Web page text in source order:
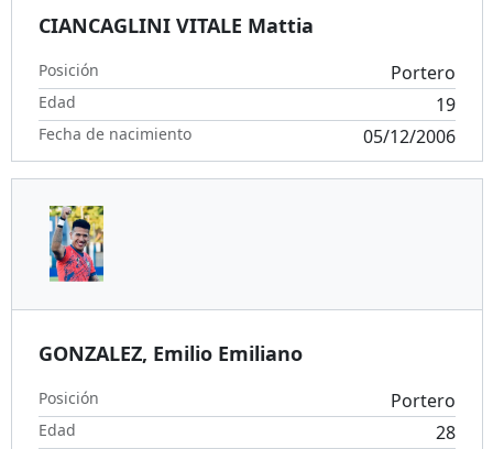
CIANCAGLINI VITALE Mattia
Posición Portero
Edad 19
Fecha de nacimiento 05/12/2006
GONZALEZ, Emilio Emiliano
Posición Portero
Edad 28